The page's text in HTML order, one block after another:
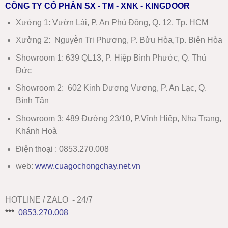
CÔNG TY CỔ PHẦN SX - TM - XNK - KINGDOOR
Xưởng 1: Vườn Lài, P. An Phú Đông, Q. 12, Tp. HCM
Xưởng 2: Nguyễn Tri Phương, P. Bửu Hòa,Tp. Biên Hòa
Showroom 1: 639 QL13, P. Hiệp Bình Phước, Q. Thủ
Đức
Showroom 2: 602 Kinh Dương Vương, P. An Lạc, Q.
Bình Tân
Showroom 3: 489 Đường 23/10, P.Vĩnh Hiệp, Nha Trang,
Khánh Hoà
Điện thoại : 0853.270.008
web: www.cuagochongchay.net.vn
HOTLINE / ZALO - 24/7
*** 0853.270.008